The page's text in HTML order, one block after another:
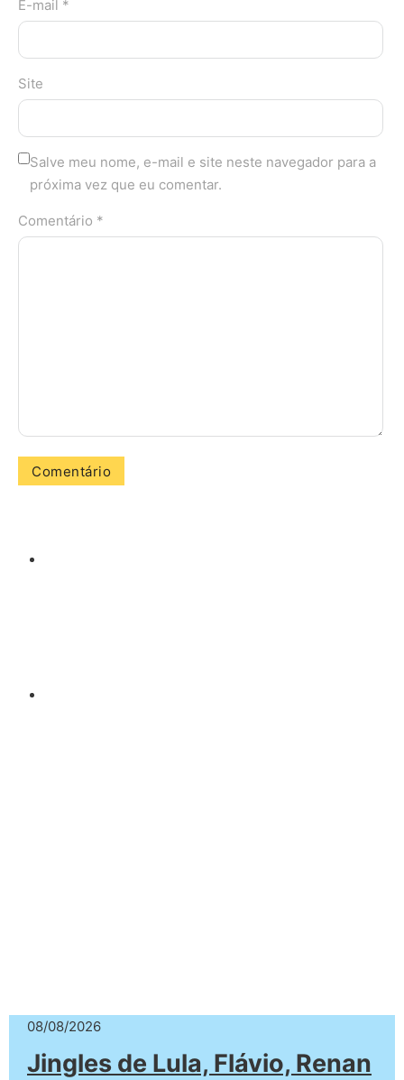
E-mail *
Site
Salve meu nome, e-mail e site neste navegador para a
próxima vez que eu comentar.
Comentário *
08/08/2026
Jingles de Lula, Flávio, Renan